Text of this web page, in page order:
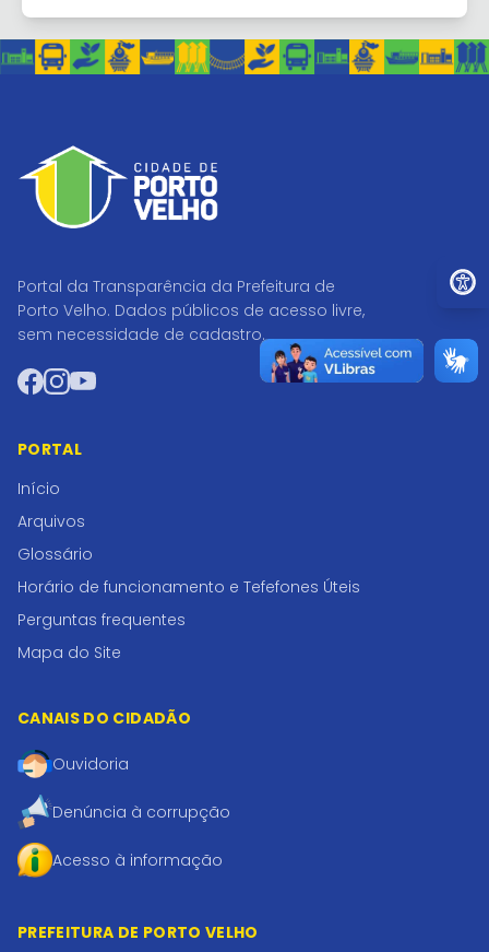
Portal da Transparência da Prefeitura de
Porto Velho. Dados públicos de acesso livre,
sem necessidade de cadastro.
Facebook
Instagram
YouTube
PORTAL
Início
Arquivos
Glossário
Horário de funcionamento e Tefefones Úteis
Perguntas frequentes
Mapa do Site
CANAIS DO CIDADÃO
Ouvidoria
Denúncia à corrupção
Acesso à informação
PREFEITURA DE PORTO VELHO
Ir